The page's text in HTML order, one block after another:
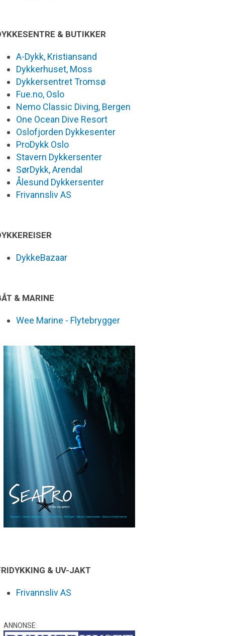
& BUTIKKER
A-Dykk, Kristiansand
Dykkerhuset, Moss
Dykkersentret Tromsø
Fue.no, Oslo
Nemo Classic Diving, Bergen
One Ocean Dive Resort
Oslofjorden Dykkesenter
ProDykk Oslo
Stavern Dykkersenter
SørDykk, Arendal
Ålesund Dykkersenter
Frivannsliv AS
DykkeBazaar
& MARINE
Wee Marine - Flytebrygger
& UV-JAKT
Frivannsliv AS
ANNONSE: